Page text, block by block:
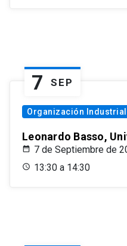
7 SEP
Organización Industrial
Leonardo Basso,
7 de Septiembre de
13:30 a 14:30